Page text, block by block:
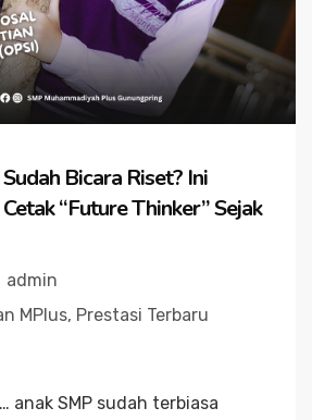
Bicara Riset? Ini
“Future Thinker” Sejak
admin
MPlus, Prestasi Terbaru
anak SMP sudah terbiasa